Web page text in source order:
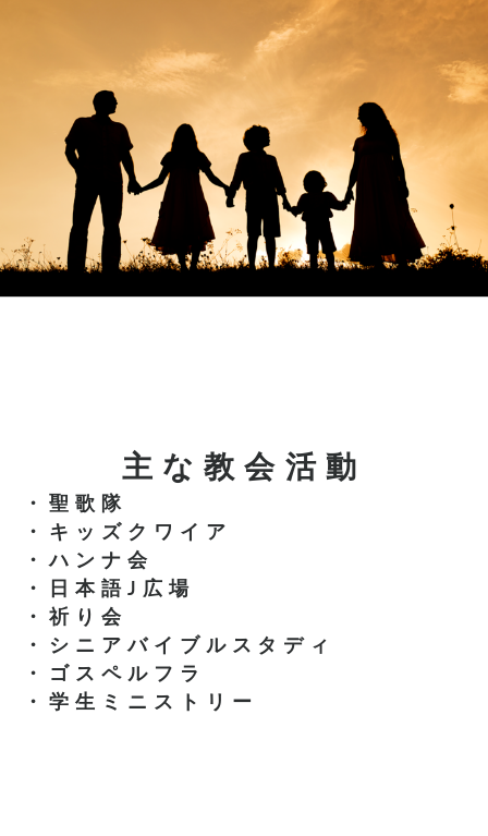
主な教会活動
・聖歌隊
・キッズクワイア
・ハンナ会
・日本語J広場
・祈り会
・シニアバイブルスタディ
・ゴスペルフラ
・学生ミニストリー